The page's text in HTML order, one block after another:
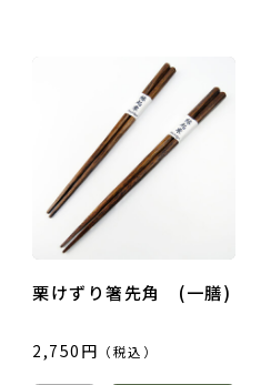
栗けずり箸先角 (一膳)
2,750円 （税込）